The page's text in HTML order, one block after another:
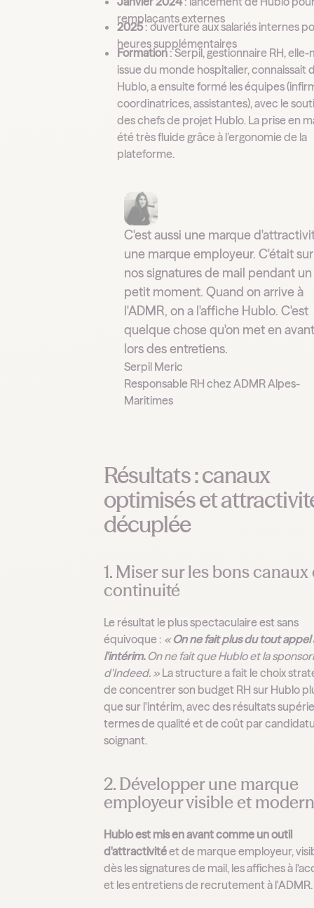
remplaçants externes
2025: ouverture aux salariés internes
heures supplémentaires
Formation: Serpil, gestionnaire RH,
issue du monde hospitalier, connaissait
Hublo, a ensuite formé les équipes
coordinatrices, assistantes), avec le
des chefs de projet Hublo. La prise en
été très fluide grâce à l’ergonomie de la
plateforme.
C'est aussi une marque
une marque employeur. C'était sur
nos signatures de mail pendant un
petit moment. Quand on arrive à
l'ADMR, on a l'affiche Hublo. C'est
quelque chose qu'on met en avant
lors des entretiens.
Serpil Meric
Responsable RH chez ADMR Alpes-
Maritimes
Résultats : canaux
optimisés et
décuplée
1. Miser sur les bons canaux
continuité
Le résultat le plus spectaculaire est sans
équivoque : «On ne fait plus du tout appel
l'intérim.On ne fait que Hublo et la
d'Indeed. » La structure a fait le choix
de concentrer son budget RH sur Hublo
que sur l'intérim, avec des résultats
termes de qualité et de coût par
soignant.
2. Développer une marque
employeur visible et
Hublo est mis en avant comme un outil
d'attractivitéet de marque employeur,
dès les signatures de mail, les affiches à
et les entretiens de recrutement à l'ADMR.